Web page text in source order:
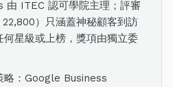
ITEC 認可學院主理；評審
）只涵蓋神秘顧客到訪
星級或上榜，獎項由獨立委
略：Google Business